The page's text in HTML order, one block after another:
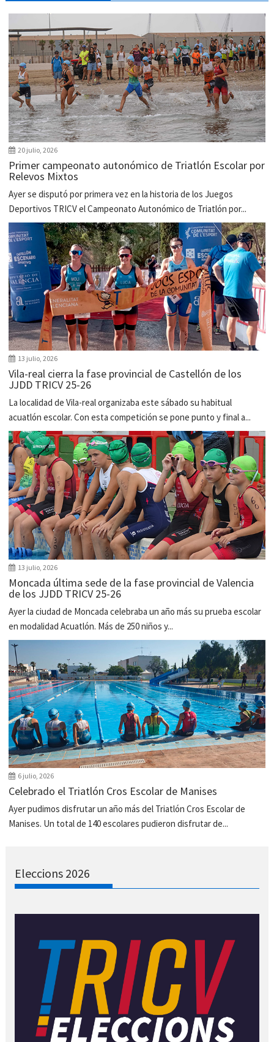
20 julio, 2026
Primer campeonato autonómico de Triatlón Escolar por
Relevos Mixtos
Ayer se disputó por primera vez en la historia de los Juegos
Deportivos TRICV el Campeonato Autonómico de Triatlón por...
13 julio, 2026
Vila-real cierra la fase provincial de Castellón de los
JJDD TRICV 25-26
La localidad de Vila-real organizaba este sábado su habitual
acuatlón escolar. Con esta competición se pone punto y final a...
13 julio, 2026
Moncada última sede de la fase provincial de Valencia
de los JJDD TRICV 25-26
Ayer la ciudad de Moncada celebraba un año más su prueba escolar
en modalidad Acuatlón. Más de 250 niños y...
6 julio, 2026
Celebrado el Triatlón Cros Escolar de Manises
Ayer pudimos disfrutar un año más del Triatlón Cros Escolar de
Manises. Un total de 140 escolares pudieron disfrutar de...
Eleccions 2026